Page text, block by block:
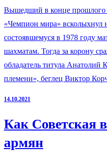
Вышедший в конце прошлого
«Чемпион мира» всколыхнул
состоявшемуся в 1978 году
шахматам. Тогда за корону
обладатель титула Анатолий
племени», беглец Виктор
14.10.2021
Как Советская
армян